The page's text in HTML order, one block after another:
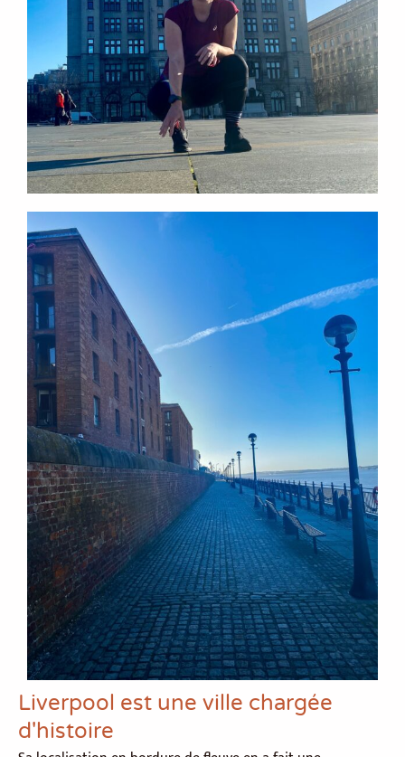
Liverpool est une ville chargée
d'histoire